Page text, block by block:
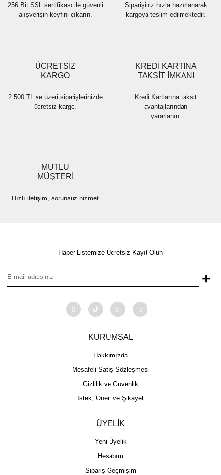
256 Bit SSL sertifikası ile güvenli
alışverişin keyfini çıkarın.
Siparişiniz hızla hazırlanarak
kargoya teslim edilmektedir.
ÜCRETSİZ
KARGO
2.500 TL ve üzeri siparişlerinizde
ücretsiz kargo.
KREDİ KARTINA
TAKSİT İMKANI
Kredi Kartlarına taksit
avantajlarından
yararlanın.
MUTLU
MÜŞTERİ
Hızlı iletişim, sorunsuz hizmet
Haber Listemize Ücretsiz Kayıt Olun
+
KURUMSAL
Hakkımızda
Mesafeli Satış Sözleşmesi
Gizlilik ve Güvenlik
İstek, Öneri ve Şikayet
ÜYELİK
Yeni Üyelik
Hesabım
Sipariş Geçmişim